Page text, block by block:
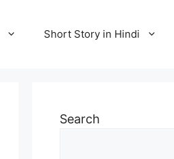
Short Story in Hindi
Search